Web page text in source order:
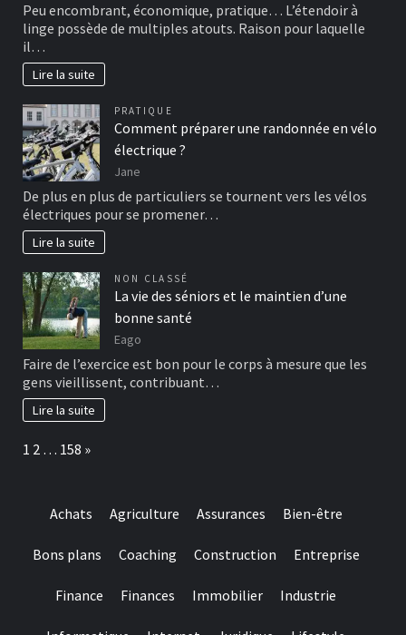
Peu encombrant, économique, pratique… L’étendoir à
linge possède de multiples atouts. Raison pour laquelle
il…
Lire la suite
PRATIQUE
Comment préparer une randonnée en vélo
électrique ?
Jane
De plus en plus de particuliers se tournent vers les vélos
électriques pour se promener…
Lire la suite
NON CLASSÉ
La vie des séniors et le maintien d’une
bonne santé
Eago
Faire de l’exercice est bon pour le corps à mesure que les
gens vieillissent, contribuant…
Lire la suite
Page:
1 2 … 158 Next
»
Achats Agriculture Assurances Bien-être
Bons plans Coaching Construction Entreprise
Finance Finances Immobilier Industrie